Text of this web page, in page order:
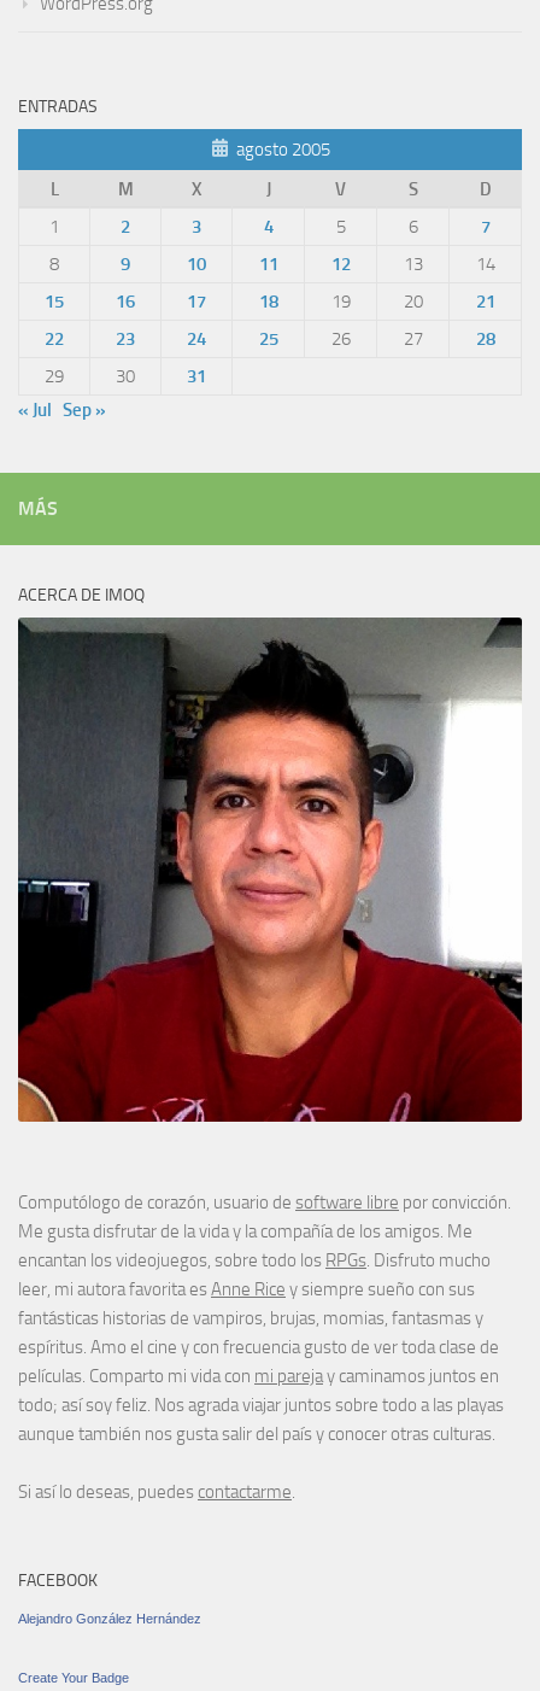
ENTRADAS
agosto 2005
L
M X J V S
D
1
2 3 4 5 6
7
8
9 10 11 12 13
14
15
16 17 18 19 20
21
22
23 24 25 26 27
28
29
30
31
« Jul Sep »
MÁS
ACERCA DE IMOQ
Computólogo de corazón, usuario de software libre por convicción.
Me gusta disfrutar de la vida y la compañía de los amigos. Me
encantan los videojuegos, sobre todo los RPGs. Disfruto mucho
leer, mi autora favorita esAnne Rice y siempre sueño con sus
fantásticas historias de vampiros, brujas, momias, fantasmas y
espíritus. Amo el cine y con frecuencia gusto de ver toda clase de
películas. Comparto mi vida con mi parejay caminamos juntos en
todo; así soy feliz. Nos agrada viajar juntos sobre todo a las playas
aunque también nos gusta salir del país y conocer otras culturas.
Si así lo deseas, puedes contactarme.
FACEBOOK
Alejandro González Hernández
Create Your Badge